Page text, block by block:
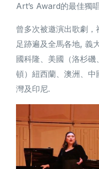
Art’s Award的最佳獨
曾多次被邀演出歌劇
足跡遍及全馬各地, 義
國科隆、美國（洛杉
頓）紐西蘭、澳洲、
灣及印尼.